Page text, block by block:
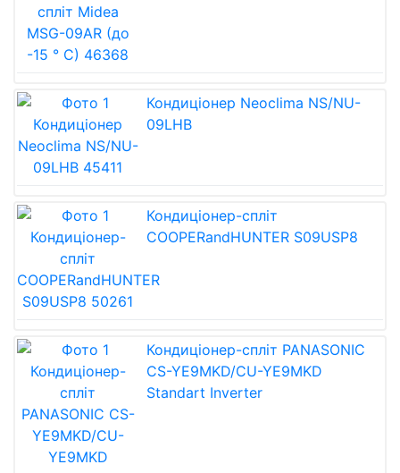
Кондиціонер Neoclima NS/NU-
09LHB
Кондиціонер-спліт
COOPERandHUNTER S09USP8
Кондиціонер-спліт PANASONIC
CS-YE9MKD/CU-YE9MKD
Standart Inverter